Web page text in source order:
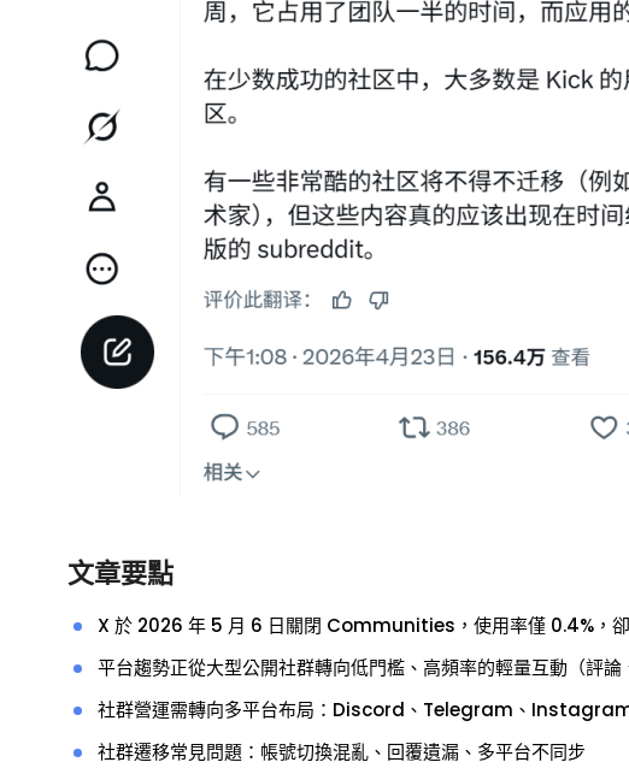
文章要點
X 於 2026 年 5 月 6 日關閉 Communities，使用率僅 0.4%，
平台趨勢正從大型公開社群轉向低門檻、高頻率的輕量互動（評論
社群營運需轉向多平台布局：Discord、Telegram、
社群遷移常見問題：帳號切換混亂、回覆遺漏、多平台不同步